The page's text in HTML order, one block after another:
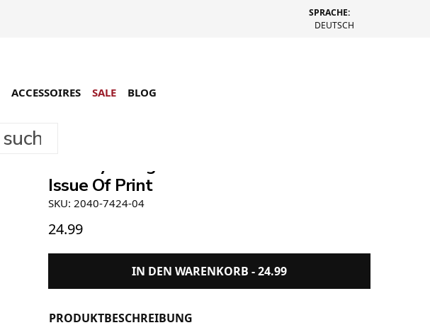
SPRACHE:
DEUTSCH
ACCESSOIRES SALE BLOG
Freestylemagazine Volume 4 The Death
Issue Of Print
SKU: 2040-7424-04
24.99
IN DEN WARENKORB -24.99
PRODUKTBESCHREIBUNG